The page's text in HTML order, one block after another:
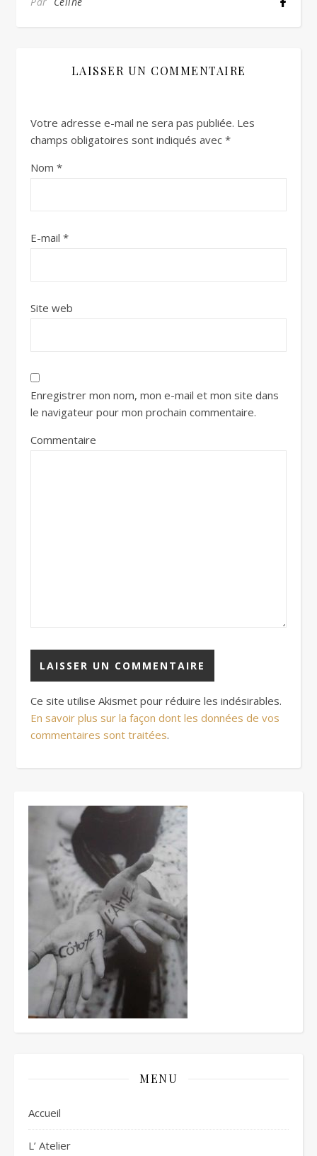
LAISSER UN COMMENTAIRE
Votre adresse e-mail ne sera pas publiée. Les
champs obligatoires sont indiqués avec *
Nom *
E-mail *
Site web
Enregistrer mon nom, mon e-mail et mon site dans
le navigateur pour mon prochain commentaire.
Commentaire
Ce site utilise Akismet pour réduire les indésirables.
En savoir plus sur la façon dont les données de vos
commentaires sont traitées.
MENU
Accueil
L’ Atelier